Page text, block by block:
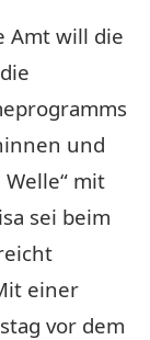
Amt will die
und
mit
sei beim
einer
vor dem